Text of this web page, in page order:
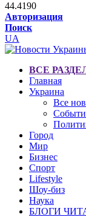
44.4190
Авторизация
Поиск
UA
ВСЕ
Главная
Украина
Все
Город
Мир
Бизнес
Спорт
Lifestyle
Шоу-биз
Наука
БЛОГИ